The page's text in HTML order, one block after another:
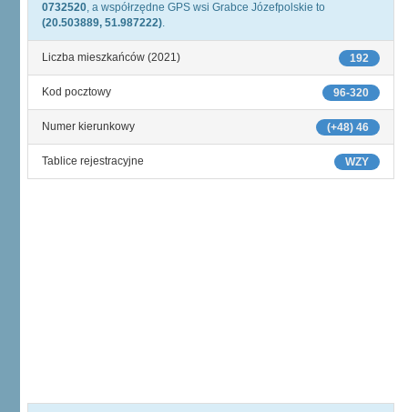
0732520, a współrzędne GPS wsi Grabce Józefpolskie to
(20.503889, 51.987222).
192
Liczba mieszkańców (2021)
96-320
Kod pocztowy
(+48) 46
Numer kierunkowy
WZY
Tablice rejestracyjne